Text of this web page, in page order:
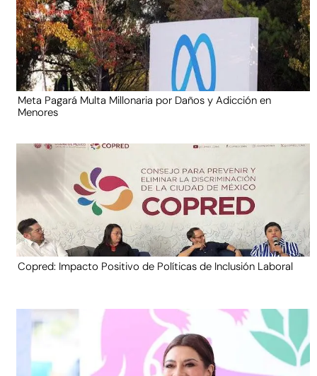
Meta Pagará Multa Millonaria por Daños y Adicción en
Menores
Copred: Impacto Positivo de Políticas de Inclusión Laboral